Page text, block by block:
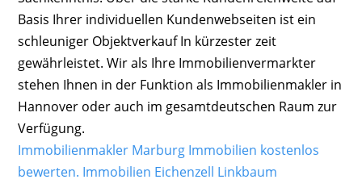
Basis Ihrer individuellen Kundenwebseiten ist ein
schleuniger Objektverkauf In kürzester zeit
gewährleistet. Wir als Ihre Immobilienvermarkter
stehen Ihnen in der Funktion als Immobilienmakler in
Hannover oder auch im gesamtdeutschen Raum zur
Verfügung.
Immobilienmakler Marburg Immobilien kostenlos
bewerten. Immobilien Eichenzell Linkbaum